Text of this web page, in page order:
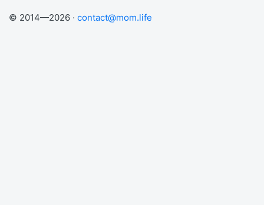
© 2014—2026 · contact@mom.life